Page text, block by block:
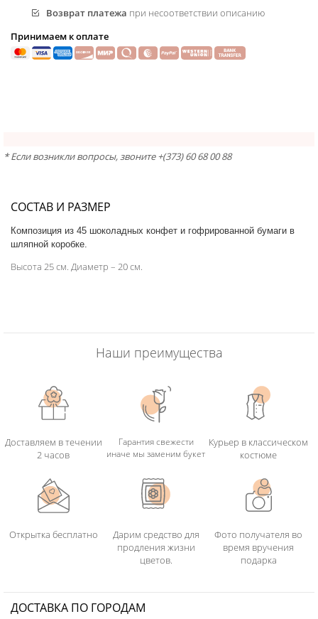
Возврат платежа при несоответствии описанию
Принимаем к оплате
* Если возникли вопросы, звоните +(373) 60 68 00 88
СОСТАВ И РАЗМЕР
Композиция из 45 шоколадных конфет и гофрированной бумаги в
шляпной коробке.
Высота 25 см. Диаметр – 20 см.
Наши преимущества
Доставляем в течении
2 часов
Гарантия свежести
иначе мы заменим букет
Курьер в классическом
костюме
Открытка бесплатно
Дарим средство для
продления жизни
цветов.
Фото получателя во
время вручения
подарка
ДОСТАВКА ПО ГОРОДАМ